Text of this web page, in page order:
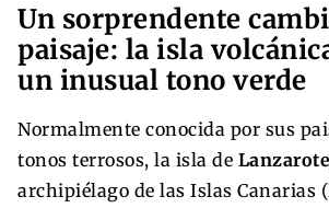
Un sorprendente
paisaje: la isla
un inusual tono verde
Normalmente conocida por sus
tonos terrosos, la isla de Lanzarote
archipiélago de las Islas Canarias